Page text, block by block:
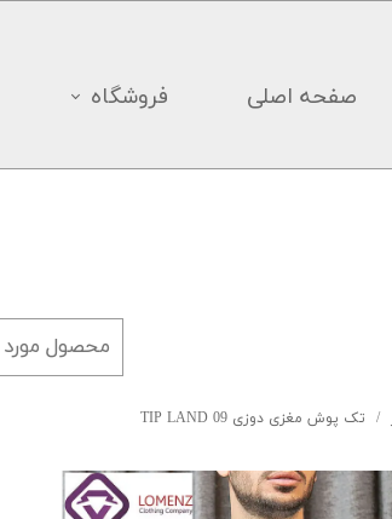
صفحه اصلی فروشگاه
تک پوش مغزی دوزی TIP LAND 09